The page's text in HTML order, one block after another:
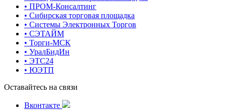
• ПРОМ-Консалтинг
• Сибирская торговая площадка
• Системы Электронных Торгов
• СЭТАЙМ
• Торги-МСК
• УралБидИн
• ЭТС24
• ЮЭТП
Оставайтесь на связи
Вконтакте